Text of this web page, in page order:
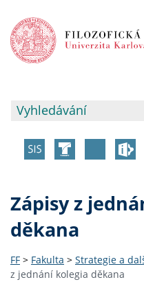
Zápisy z
děkana
FF > Fakulta > Strategie a
z jednání kolegia děkana